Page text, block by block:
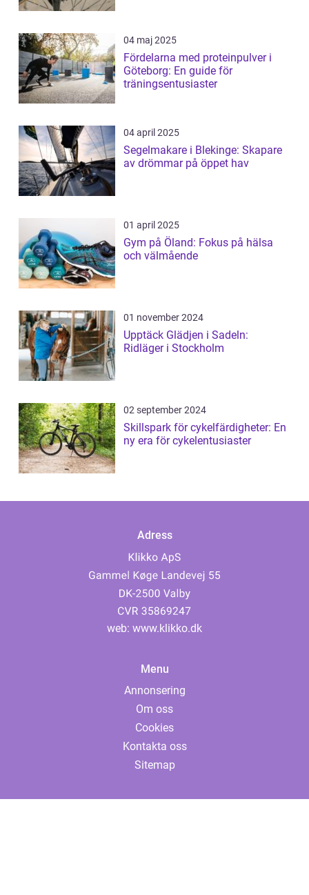
04 maj 2025
Fördelarna med proteinpulver i
Göteborg: En guide för
träningsentusiaster
04 april 2025
Segelmakare i Blekinge: Skapare
av drömmar på öppet hav
01 april 2025
Gym på Öland: Fokus på hälsa
och välmående
01 november 2024
Upptäck Glädjen i Sadeln:
Ridläger i Stockholm
02 september 2024
Skillspark för cykelfärdigheter: En
ny era för cykelentusiaster
Adress
web: www.klikko.dk
Menu
Annonsering
Om oss
Cookies
Kontakta oss
Sitemap